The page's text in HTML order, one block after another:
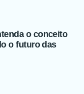
o conceito
o futuro das